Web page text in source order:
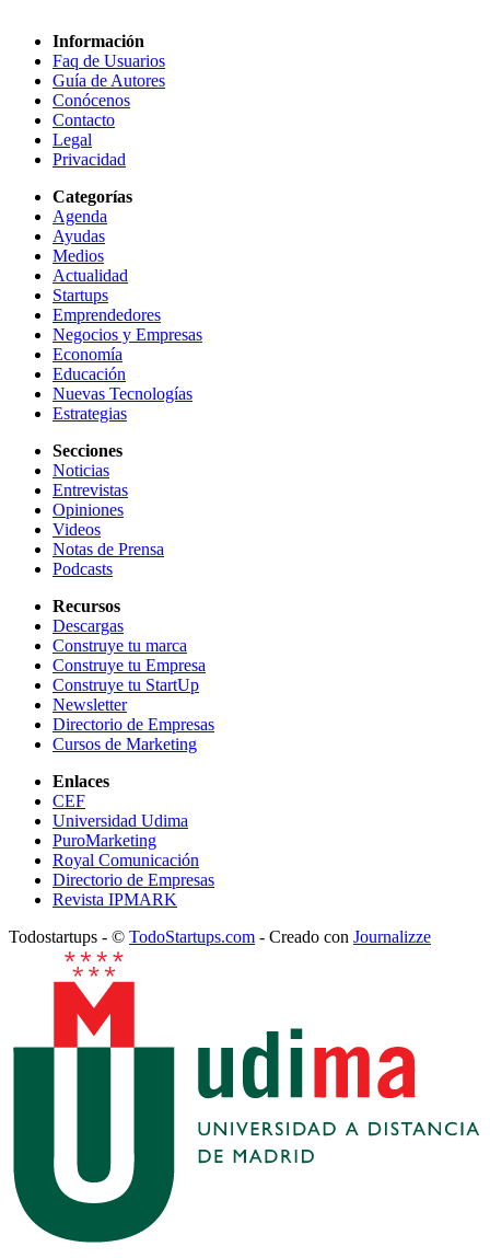
Información
Faq de Usuarios
Guía de Autores
Conócenos
Contacto
Legal
Privacidad
Categorías
Agenda
Ayudas
Medios
Actualidad
Startups
Emprendedores
Negocios y Empresas
Economía
Educación
Nuevas Tecnologías
Estrategias
Secciones
Noticias
Entrevistas
Opiniones
Videos
Notas de Prensa
Podcasts
Recursos
Descargas
Construye tu marca
Construye tu Empresa
Construye tu StartUp
Newsletter
Directorio de Empresas
Cursos de Marketing
Enlaces
CEF
Universidad Udima
PuroMarketing
Royal Comunicación
Directorio de Empresas
Revista IPMARK
Todostartups - © TodoStartups.com - Creado con Journalizze